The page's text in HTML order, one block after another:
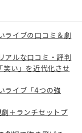
ライブの口コミ＆劇
アルな口コミ・評判
い」を近代化させ
ライブ「4つの強
＋ランチセットプ